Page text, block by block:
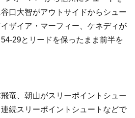
口大智がアウトサイドからシュー
ザイア・マーフィー、ケネディが
29とリードを保ったまま前半を
竜、朝山がスリーポイントシュー
続スリーポイントシュートなどで